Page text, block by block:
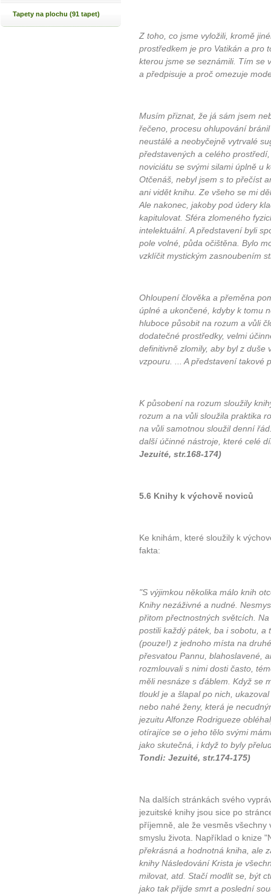
...
Máte pocit, že jste unaveni
Jak mít více energie
Jak vnést do života
Jak být šťastnější
Tapety na plochu (91 tapet)
Z toho, co jsme vyložili, kromě
prostředkem je pro Vatikán a pro
kterou jsme se seznámili. Tím se
a předpisuje a proč omezuje
Musím přiznat, že já sám jsem
řečeno, procesu ohlupování
neustálé a neobyčejně vytrvalé
představených a celého
noviciátu se svými silami úplně u
Otčenáš, nebyl jsem s to přečíst
ani vidět knihu. Ze všeho se mi
Ale nakonec, jakoby pod údery
kapitulovat. Sféra zlomeného
intelektuální. A představení byli
pole volné, půda očištěna. Bylo
vzklíčit mystickým zasnoubením
Ohloupení člověka a přeměna
úplné a ukončené, kdyby k tomu
hluboce působit na rozum a vůli
dodatečné prostředky, velmi
definitivně zlomily, aby byl z duše
vzpouru. ... A představení takové
K působení na rozum sloužily
rozum a na vůli sloužila praktika
na vůli samotnou sloužil denní
další účinné nástroje, které celé
Jezuité, str.168-174)
5.6 Knihy k výchově noviců
Ke knihám, které sloužily k
fakta:
"S výjimkou několika málo knih
Knihy nezáživné a nudné.
přitom přectnostných světcích.
postili každý pátek, ba i sobotu, a
(pouze!) z jednoho místa na
přesvatou Pannu, blahoslavené,
rozmlouvali s nimi dosti často,
měli nesnáze s ďáblem. Když se
tloukl je a šlapal po nich,
nebo nahé ženy, která je
jezuitu Alfonze Rodrigueze
otírajíce se o jeho tělo svými
jako skutečná, i když to byly
Tondi: Jezuité, str.174-175)
Na dalších stránkách svého
jezuitské knihy jsou sice po
příjemně, ale že vesměs
smyslu života. Například o knize
překrásná a hodnotná kniha, ale
knihy Následování Krista je
milovat, atd. Stačí modlit se, být
jako tak přijde smrt a poslední